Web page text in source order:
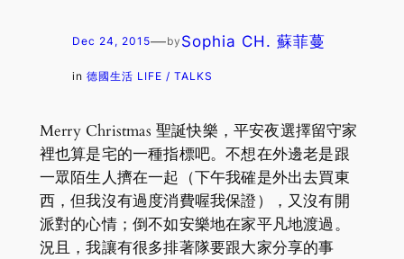
Dec 24, 2015—by Sophia CH. 蘇菲蔓
in 德國生活 LIFE / TALKS
Merry Christmas 聖誕快樂，平安夜選擇留守家
裡也算是宅的一種指標吧。不想在外邊老是跟
一眾陌生人擠在一起（下午我確是外出去買東
西，但我沒有過度消費喔我保證），又沒有開
派對的心情；倒不如安樂地在家平凡地渡過。
況且，我讓有很多排著隊要跟大家分享的事